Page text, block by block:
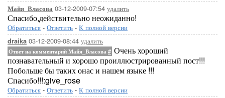
Майя_Власова 03-12-2009-07:54 удалить
Спасибо,действительно неожиданно!
Обратиться - Ответить - К полной версии
draika 03-12-2009-08:44 удалить
Ответ на комментарий Майя_Власова # Очень хороший
познавательный и хорошо проиллюстрированный пост!!!
Побольше бы таких онас и нашем языке !!!
Спасибо!!!:give_rose
Обратиться - Ответить - К полной версии